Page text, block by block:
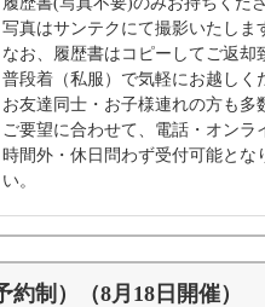
写真はサンテクにて撮影いたしま
なお、履歴書はコピーしてご返却
普段着（私服）で気軽にお越しく
お友達同士・お子様連れの方も多
ご要望に合わせて、電話・オンラ
時間外・休日問わず受付可能とな
い。
制）（8月18日開催）